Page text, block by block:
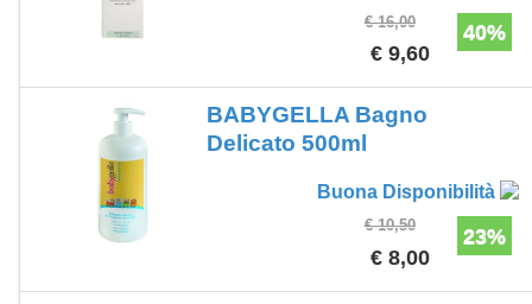
40%
€ 16,00
€ 9,60
BABYGELLA Bagno
Delicato 500ml
Buona Disponibilità
23%
€ 10,50
€ 8,00